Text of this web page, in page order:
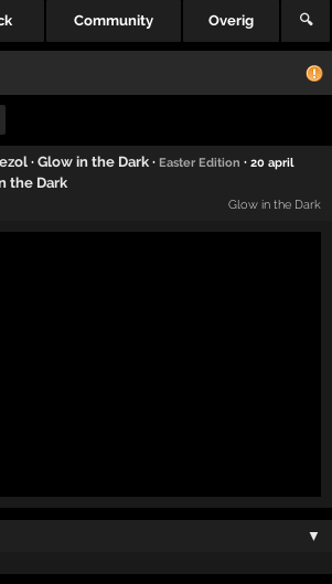
Community Overig 🔍
·Glow in the Dark ·Easter Edition ·20 april
the Dark
Glow in the Dark
▼